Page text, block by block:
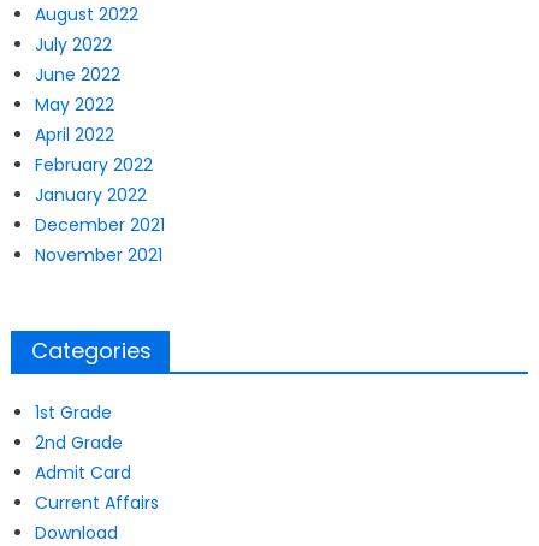
August 2022
July 2022
June 2022
May 2022
April 2022
February 2022
January 2022
December 2021
November 2021
Categories
1st Grade
2nd Grade
Admit Card
Current Affairs
Download